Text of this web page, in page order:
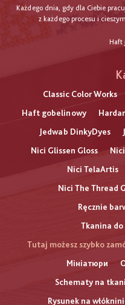
Każdego dnia, gdy dla Ciebie
z każdego procesu i
Haft
Classic Color Works
Haft gobelinowy
Jedwab DinkyDyes
Nici Glissen Gloss
Nici TelaArtis
Nici The Thread
Ręcznie
Tkanina
Tutaj możesz szybko
Мініатюри
Schematy na
Rysunek na